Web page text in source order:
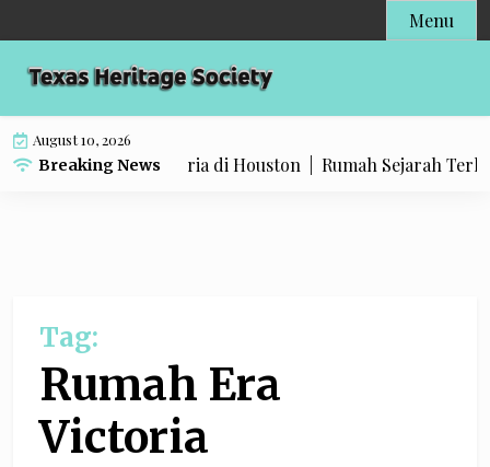
to
content
Menu
August 10, 2026
Breaking News
Rumah Era Victoria di Houston | Rumah Sejarah
Tag:
Rumah Era
Victoria